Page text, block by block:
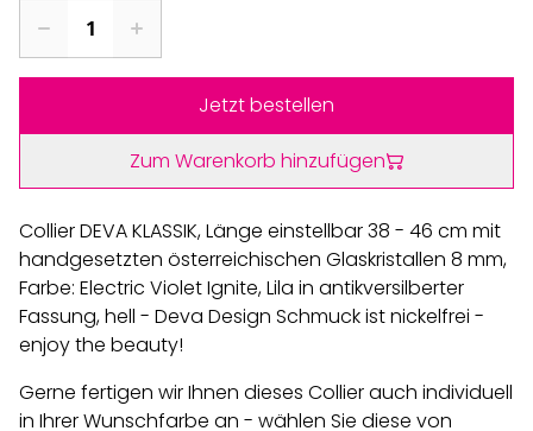
Jetzt bestellen
Zum Warenkorb hinzufügen
Collier DEVA KLASSIK, Länge einstellbar 38 - 46 cm mit
handgesetzten österreichischen Glaskristallen 8 mm,
Farbe: Electric Violet Ignite, Lila in antikversilberter
Fassung, hell - Deva Design Schmuck ist nickelfrei -
enjoy the beauty!
Gerne fertigen wir Ihnen dieses Collier auch individuell
in Ihrer Wunschfarbe an - wählen Sie diese von